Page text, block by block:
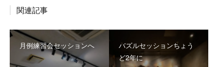
関連記事
月例練習会セッションへ
バズルセッションちょう
ど2年に